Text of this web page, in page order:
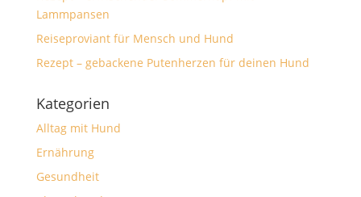
Lammpansen
Reiseproviant für Mensch und Hund
Rezept – gebackene Putenherzen für deinen Hund
Kategorien
Alltag mit Hund
Ernährung
Gesundheit